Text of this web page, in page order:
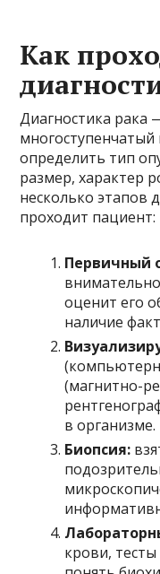
Как
Диагностика рака
определить тип
размер, характер
несколько этапов
проходит пациент:
Первичный
оценит его
наличие
(магнитно-
в организме.
Биопсия:
крови,